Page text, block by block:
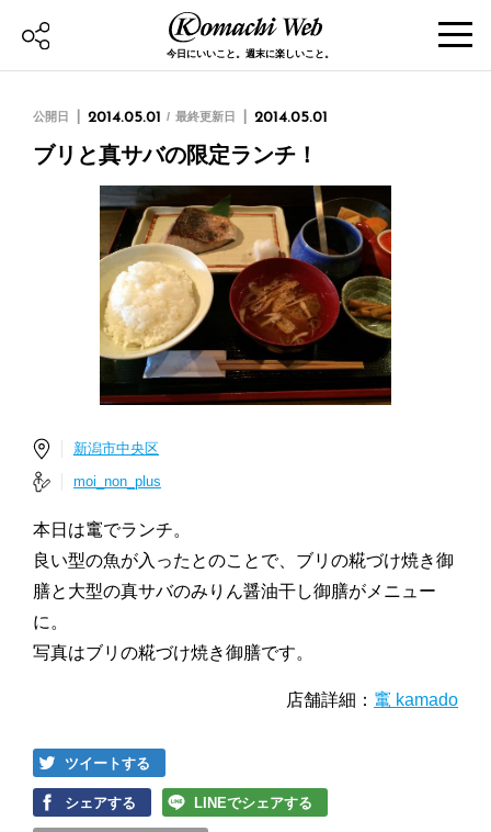
今日にいいこと。週末に楽しいこと。
公開日 2014.05.01 最終更新日 2014.05.01
ブリと真サバの限定ランチ！
新潟市中央区
moi_non_plus
本日は竃でランチ。
良い型の魚が入ったとのことで、ブリの糀づけ焼き御
膳と大型の真サバのみりん醤油干し御膳がメニュー
に。
写真はブリの糀づけ焼き御膳です。
店舗詳細： 竃 kamado
ツイートする
シェアする LINEでシェアする